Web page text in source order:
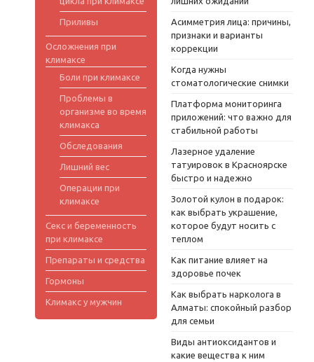
Приливы
Осложнения при
климаксе
Боли при климаксе
Проблемы в
организме во время
климакса
Обследования
Лишний вес
Операции при
климаксе
Секс и беременность
при климаксе
Препараты и средства
Гормоны
Климакс у мужчин
Асимметрия лица: причины,
признаки и варианты
коррекции
Когда нужны
стоматологические снимки
Платформа мониторинга
приложений: что важно для
стабильной работы
Лазерное удаление
татуировок в Красноярске
быстро и надежно
Золотой кулон в подарок:
как выбрать украшение,
которое будут носить с
теплом
Как питание влияет на
здоровье почек
Как выбрать нарколога в
Алматы: спокойный разбор
для семьи
Виды антиоксидантов и
какие вещества к ним